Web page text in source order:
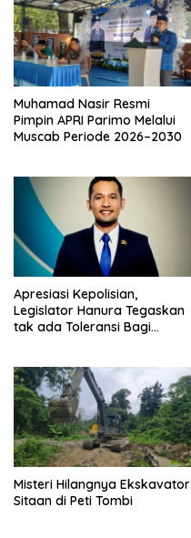
Muhamad Nasir Resmi
Pimpin APRI Parimo Melalui
Muscab Periode 2026–2030
Apresiasi Kepolisian,
Legislator Hanura Tegaskan
tak ada Toleransi Bagi
Misteri Hilangnya Ekskavator
Sitaan di Peti Tombi